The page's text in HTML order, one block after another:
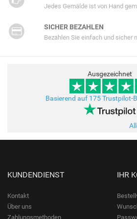
Jedes Gemälde ist von Hand
SICHER BEZAHLEN
Bezahlen Sie einfach und sicher
Ausgezeichnet
Basierend auf 175 Trustpilot-
KUNDENDIENST
Kontakt
Über uns
Zahlungsmethoden
IHR